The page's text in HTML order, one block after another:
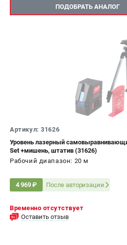
ПОДОБРАТЬ АНАЛОГ
Артикул: 31626
Уровень лазерный
Set +мишень, штатив (31626)
Рабочий диапазон: 20 м
4 969 ₽ После авторизации
Временно отсутствует
Оставить отзыв